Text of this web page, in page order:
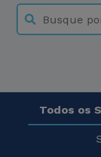
Todos os